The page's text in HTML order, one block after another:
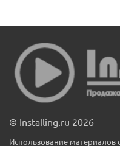
© Installing.ru 2026
Использование материалов